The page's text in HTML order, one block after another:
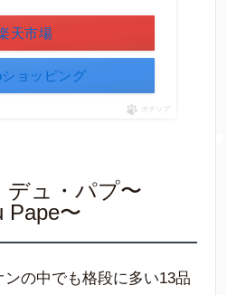
天市場
ョッピング
ポチップ
デュ・パプ〜
Pape〜
の中でも格段に多い13品